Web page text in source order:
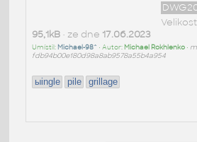
Velikost
95,1kB• ze dne 17.06.2023
Umístil: Michael-98^ • Autor: Michael Rokhlenko•
fdb94b00e180d98a8ab9578a55b4a954
ыingle pile grillage